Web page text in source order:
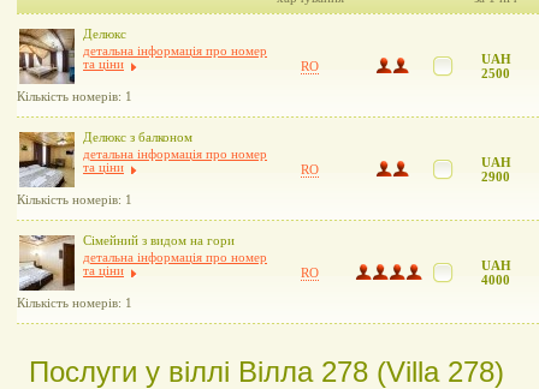
Делюкс
детальна інформація про номер
та ціни
Кількість номерів: 1
RO
UAH
2500
Делюкс з балконом
детальна інформація про номер
та ціни
Кількість номерів: 1
RO
UAH
2900
Сімейний з видом на гори
детальна інформація про номер
та ціни
Кількість номерів: 1
RO
UAH
4000
Послуги у віллі Вілла 278 (Villa 278)